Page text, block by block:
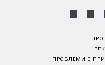
ПРО
ПРОБЛЕМИ З